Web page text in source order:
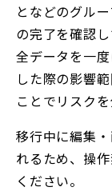
となどのグル
の完了を確認
全データを一
した際の影響
ことでリスクを
移行中に編集
れるため、操
ください。